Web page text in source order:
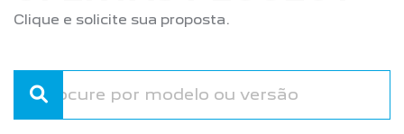
Clique e solicite sua proposta.